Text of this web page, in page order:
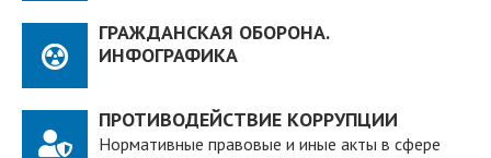
ГРАЖДАНСКАЯ ОБОРОНА.
ИНФОГРАФИКА
ПРОТИВОДЕЙСТВИЕ КОРРУПЦИИ
Нормативные правовые и иные акты в сфере